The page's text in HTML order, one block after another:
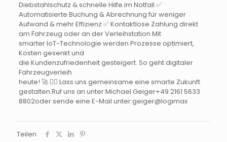
Diebstahlschutz & schnelle Hilfe im Notfall ✅
Automatisierte Buchung & Abrechnung für weniger
Aufwand & mehr Effizienz ✅ Kontaktlose Zahlung direkt
am Fahrzeug oder an der Verleihstation Mit
smarter IoT-Technologie werden Prozesse optimiert,
Kosten gesenkt und
die Kundenzufriedenheit gesteigert. So geht digitaler
Fahrzeugverleih
heute! 🚀 👉🏼 Lass uns gemeinsame eine smarte Zukunft
gestalten.Ruf uns an unter:Michael Geiger+49 2161 5633
8802oder sende eine E-Mail unter:geiger@logimax
Teilen